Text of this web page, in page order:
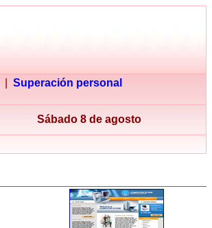
Superación personal
Sábado 8 de agosto